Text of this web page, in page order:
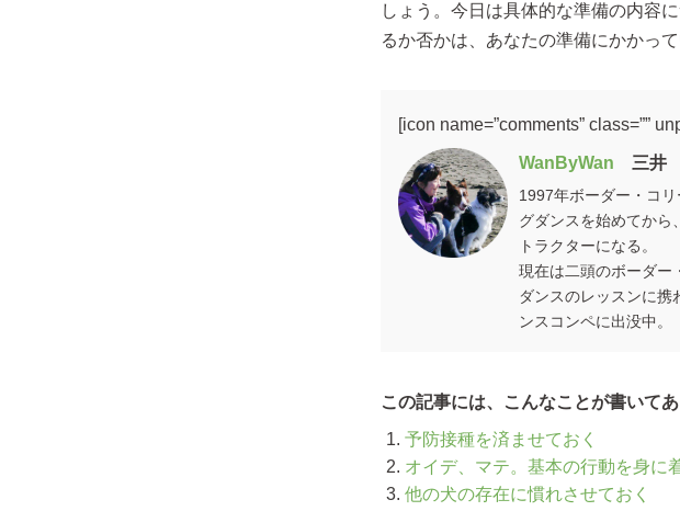
しょう。今日は具体的な準備の内容
るか否かは、あなたの準備にかかっ
[icon name=”comments” class=””
WanByWan 三井
1997年ボーダー・コ
グダンスを始めてから
トラクターになる。
現在は二頭のボーダー
ダンスのレッスンに
ンスコンペに出没中。
この記事には、こんなことが書いてあ
予防接種を済ませておく
オイデ、マテ。基本の行動を身に
他の犬の存在に慣れさせておく